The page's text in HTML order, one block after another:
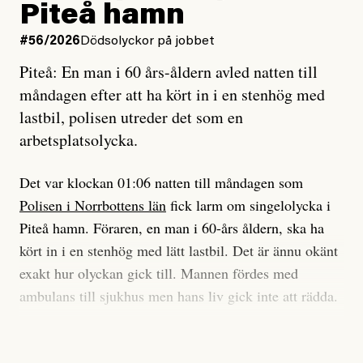
Vad är bra journalistik?
Ett försök till korta svar som jag hoppas kan förtydliga
för Kuhn och Sassarinis-McGowan och andra hur jag
som chefredaktör ser på Dagens ETC:s uppdrag och
roll.
Vi skriver för våra läsare som vill bli informerade,
överraskade, bekräftade, utmanade – och som kräver
att vi granskar allt och alla.
Vi är som sagt en röd, grön och oberoende tidning.
Det betyder en annan journalistik än vad du hittar i
och lade min sista ungdom
på att laga en gammal bod.
Jag sökte ljuset och meningen,
efter det som var rent, rätt och sant,
och aldrig såg jag det klarare än
när jag ombord på bussen hjälpte en tant.
#23/2026Intervjun
Jesper Lundby: ”Livet i sig
är ganska politiskt”
Piteå hamn
#56/2026 Dödsolyckor på jobbet
Piteå: En man i 60 års-åldern avled natten till
måndagen efter att ha kört in i en stenhög med
lastbil, polisen utreder det som en
arbetsplatsolycka.
Det var klockan 01:06 natten till måndagen som
Polisen i Norrbottens län fick larm om singelolycka i
Piteå hamn. Föraren, en man i 60-års åldern, ska ha
kört in i en stenhög med lätt lastbil. Det är ännu okänt
exakt hur olyckan gick till. Mannen fördes med
ambulans till sjukhus men hans liv gick inte att rädda.